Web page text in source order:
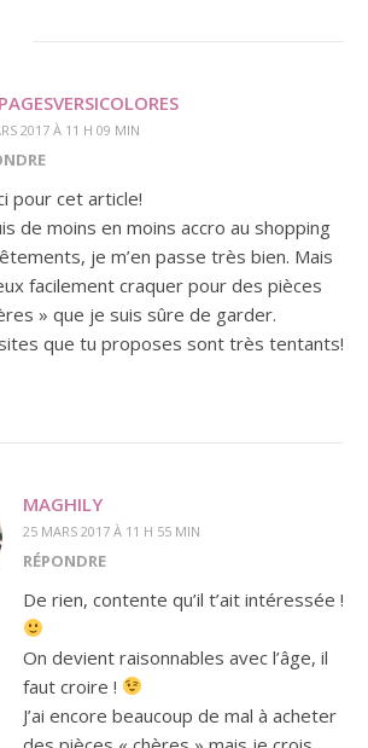
2017 À 11 H 09 MIN
pour cet article!
de moins en moins accro au shopping
je m’en passe très bien. Mais
facilement craquer pour des pièces
» que je suis sûre de garder.
que tu proposes sont très tentants!
MAGHILY
25 MARS 2017 À 11 H 55 MIN
RÉPONDRE
De rien, contente qu’il t’ait intéressée !
On devient raisonnables avec l’âge, il
faut croire !
J’ai encore beaucoup de mal à acheter